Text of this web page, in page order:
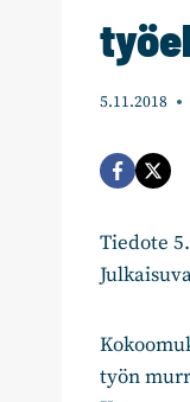
5.11.2018
Tiedote
työn